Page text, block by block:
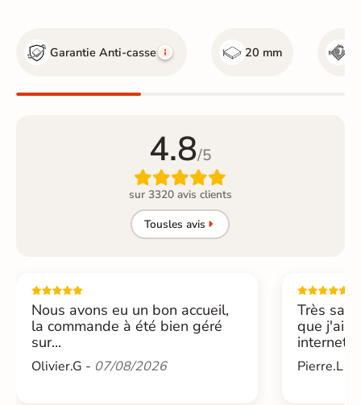
Garantie Anti-casse 20 mm
4.8/5

sur 3320 avis clients
Tousles avis
Nous avons eu un bon accueil,
la commande à été bien géré
sur...
Olivier.G - 07/08/2026
Très
que j'ai
internet....
Pierre.L -